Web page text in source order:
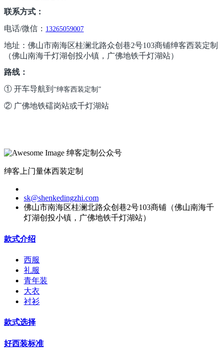
联系方式：
电话/微信： 13265059007
地址：佛山市南海区桂澜北路众创巷2号103商铺绅客西装定制
（佛山南海千灯湖创投小镇，广佛地铁千灯湖站）
路线：
① 开车导航到 “绅客西装定制”
② 广佛地铁礌岗站或千灯湖站
绅客定制公众号
绅客上门量体西装定制
sk@shenkedingzhi.com
佛山市南海区桂澜北路众创巷2号103商铺（佛山南海千
灯湖创投小镇，广佛地铁千灯湖站）
款式介绍
西服
礼服
青年装
大衣
衬衫
款式选择
好西装标准